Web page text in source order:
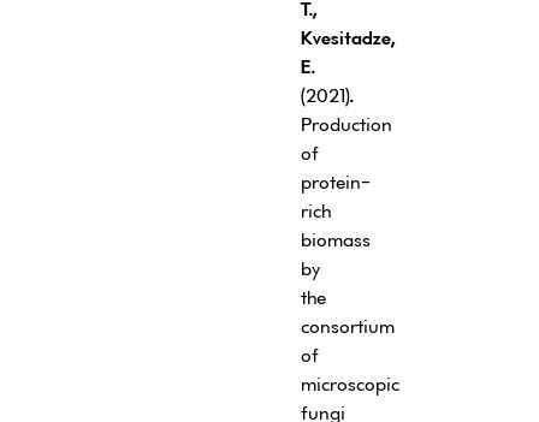
T.,
Kvesitadze,
E.
(2021).
Production
of
protein-
rich
biomass
by
the
consortium
of
microscopic
fungi